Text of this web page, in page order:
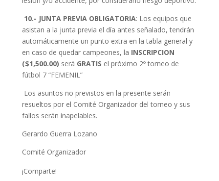
10.- JUNTA PREVIA OBLIGATORIA: Los equipos que
asistan a la junta previa el día antes señalado, tendrán
automáticamente un punto extra en la tabla general y
en caso de quedar campeones, la INSCRIPCION
($1,500.00) será GRATIS el próximo 2º torneo de
fútbol 7 “FEMENIL”
Los asuntos no previstos en la presente serán
resueltos por el Comité Organizador del torneo y sus
fallos serán inapelables.
Gerardo Guerra Lozano
Comité Organizador
¡Comparte!